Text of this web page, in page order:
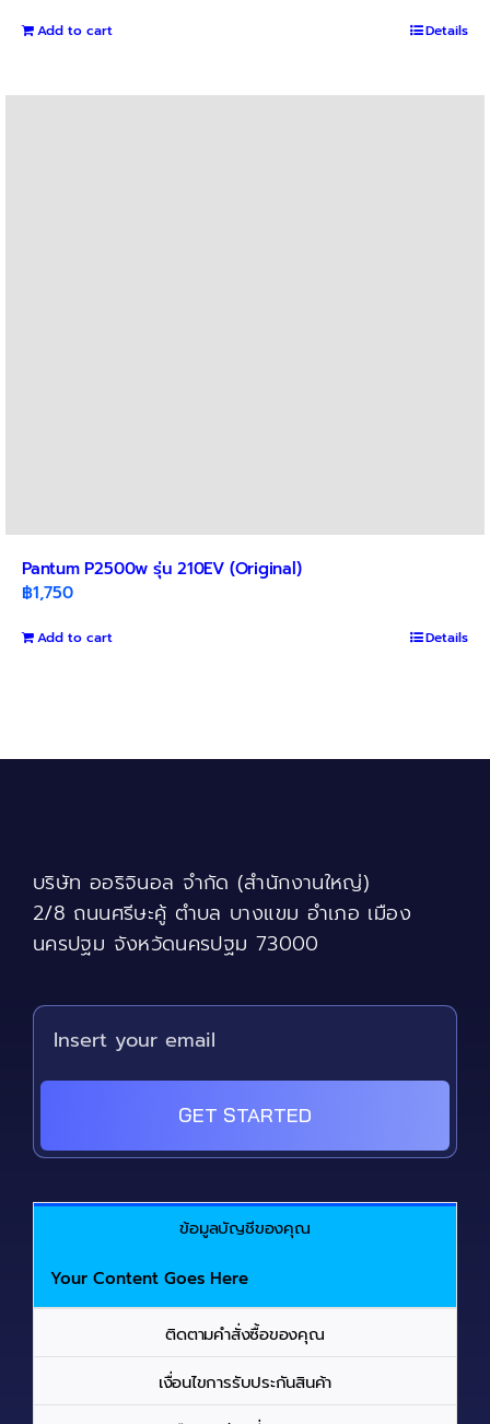
Add to cart Details
Pantum P2500w รุ่น 210EV (Original)
฿1,750
Add to cart Details
บริษัท ออริจินอล จำกัด (สำนักงานใหญ่)
2/8 ถนนศรีษะคู้ ตำบล บางแขม อำเภอ เมือง
นครปฐม จังหวัดนครปฐม 73000
GET STARTED
ข้อมูลบัญชีของคุณ
Your Content Goes Here
ติดตามคำสั่งซื้อของคุณ
เงื่อนไขการรับประกันสินค้า